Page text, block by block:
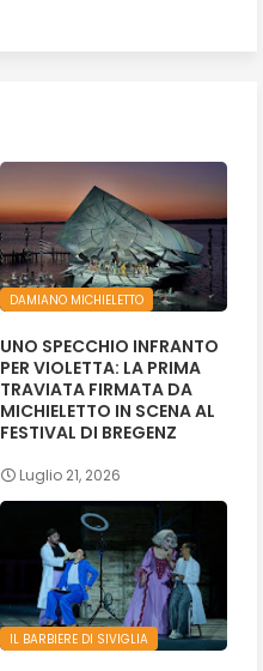
DAMIANO MICHIELETTO
UNO SPECCHIO INFRANTO
PER VIOLETTA: LA PRIMA
TRAVIATA FIRMATA DA
MICHIELETTO IN SCENA AL
FESTIVAL DI BREGENZ
Luglio 21, 2026
IL BARBIERE DI SIVIGLIA